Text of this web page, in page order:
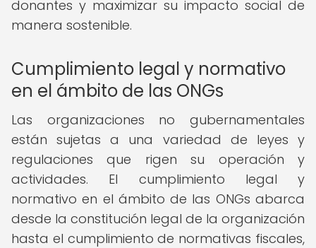
donantes y maximizar su impacto social de
manera sostenible.
Cumplimiento legal y normativo
en el ámbito de las ONGs
Las organizaciones no gubernamentales
están sujetas a una variedad de leyes y
regulaciones que rigen su operación y
actividades. El cumplimiento legal y
normativo en el ámbito de las ONGs abarca
desde la constitución legal de la organización
hasta el cumplimiento de normativas fiscales,